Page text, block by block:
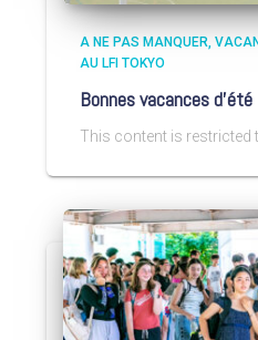
A NE PAS MANQUER
AU LFI TOKYO
Bonnes vacances d’été
This content is restricted